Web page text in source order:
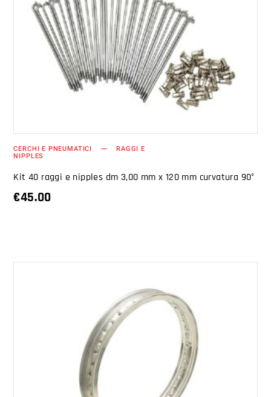
AGGIUNGI AL CARRELLO
CERCHI E PNEUMATICI RAGGI E
NIPPLES
Kit 40 raggi e nipples dm 3,00 mm x 120 mm curvatura 90°
€45.00
AGGIUNGI AL CARRELLO